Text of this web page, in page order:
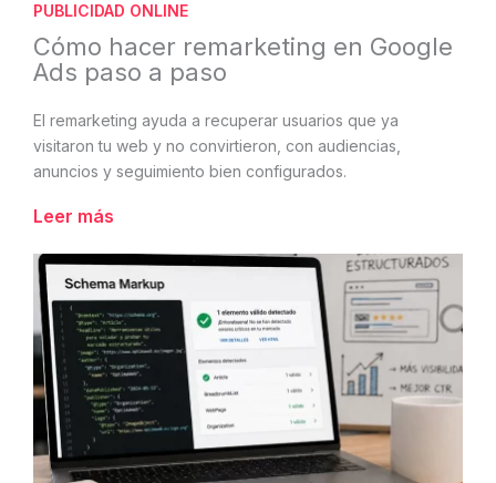
PUBLICIDAD ONLINE
Cómo hacer remarketing en Google
Ads paso a paso
El remarketing ayuda a recuperar usuarios que ya
visitaron tu web y no convirtieron, con audiencias,
anuncios y seguimiento bien configurados.
Leer más